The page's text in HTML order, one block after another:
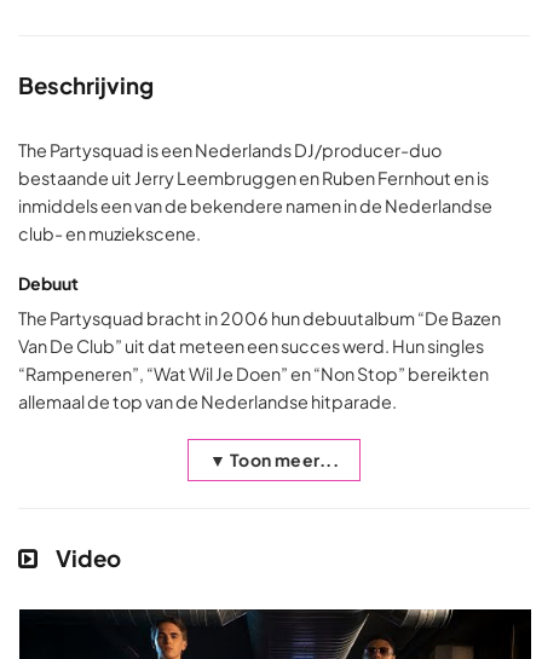
Beschrijving
The Partysquad is een Nederlands DJ/producer-duo
bestaande uit Jerry Leembruggen en Ruben Fernhout en is
inmiddels een van de bekendere namen in de Nederlandse
club- en muziekscene.
Debuut
The Partysquad bracht in 2006 hun debuutalbum “De Bazen
Van De Club” uit dat meteen een succes werd. Hun singles
“Rampeneren”, “Wat Wil Je Doen” en “Non Stop” bereikten
allemaal de top van de Nederlandse hitparade.
▼ Toon meer...
Video